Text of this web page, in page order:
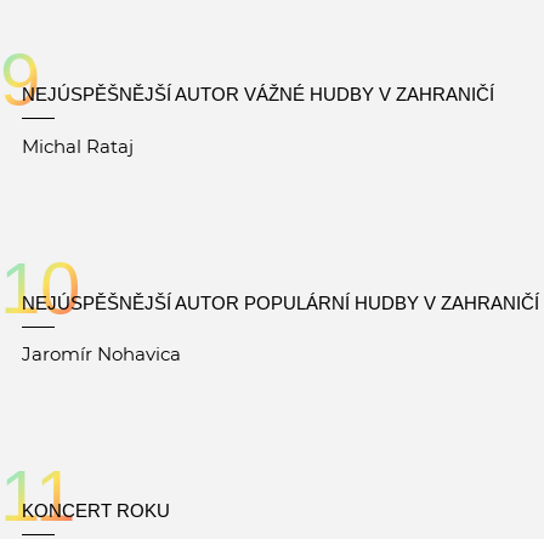
9NEJÚSPĚŠNĚJŠÍ AUTOR VÁŽNÉ HUDBY V ZAHRANIČÍ
Michal Rataj
10
NEJÚSPĚŠNĚJŠÍ AUTOR POPULÁRNÍ HUDBY V ZAHRANIČÍ
Jaromír Nohavica
11
KONCERT ROKU